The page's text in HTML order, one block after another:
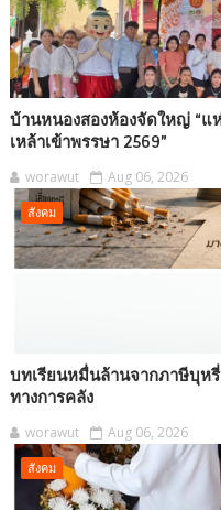
บ้านหนองสองห้องจัดใหญ่ “แ
เหล้าเข้าพรรษา 2569”
worawut Aug 06, 2026
สังคม
บทเรียนหมื่นล้านจากภาษีบุห
ทางการคลัง
worawut Aug 06, 2026
สังคม